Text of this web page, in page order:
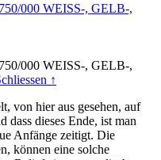
750/000 WEISS-, GELB-,
750/000 WEISS-, GELB-,
↑
von hier aus gesehen, auf
dass dieses Ende, ist man
Anfänge zeitigt. Die
können eine solche